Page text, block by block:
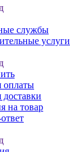
службы
услуги
оплаты
доставки
на товар